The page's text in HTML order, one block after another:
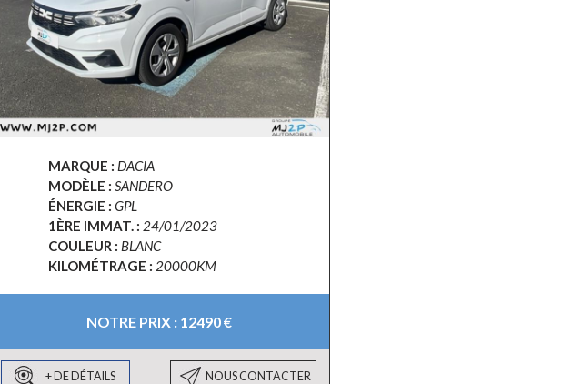
MARQUE : DACIA
MODÈLE : SANDERO
ÉNERGIE : GPL
1ÈRE IMMAT. : 24/01/2023
COULEUR : BLANC
KILOMÉTRAGE : 20000KM
NOTRE PRIX : 12490 €
+ DE DÉTAILS NOUS CONTACTER